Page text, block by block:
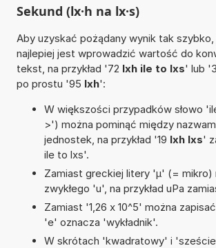
Sekund (lx·h na lx·s)
Aby uzyskać pożądany wynik tak szybko,
najlepiej jest wprowadzić wartość do
tekst, na przykład '72 lxh ile to lxs' lub
po prostu '95 lxh':
W większości przypadków słowo
>') można pominąć między
jednostek, na przykład '19 lxh lxs'
ile to lxs'.
Zamiast greckiej litery 'µ' (= mikro)
zwykłego 'u', na przykład uPa
Zamiast '1,26 x 10^5' można
'e' oznacza 'wykładnik'.
W skrótach 'kwadratowy' i